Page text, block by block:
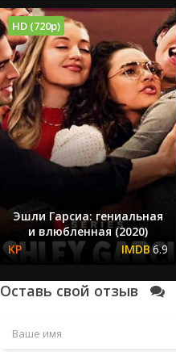
HD (720p)
Эшли Гарсиа: гениальная
и влюбленная (2020)
6.9
Оставь свой отзыв